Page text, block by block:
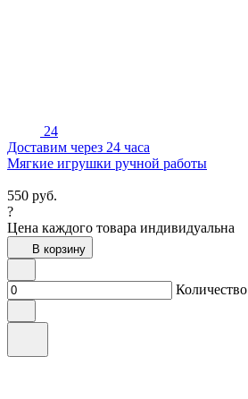
24
Доставим через 24 часа
Мягкие игрушки ручной работы
550 руб.
?
Цена каждого товара индивидуальна
В корзину
Количество